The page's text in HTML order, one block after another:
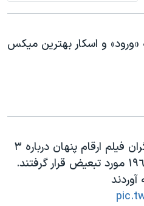
«ورود» و اسکار بهترین میکس
هنسون، اسپنسر، مونه بازيگران فيلم ارقام پنهان درباره ۳
زن سياهپوست كه در ناسا ١٩٦١ مورد تبعيض قرار گرفتند.